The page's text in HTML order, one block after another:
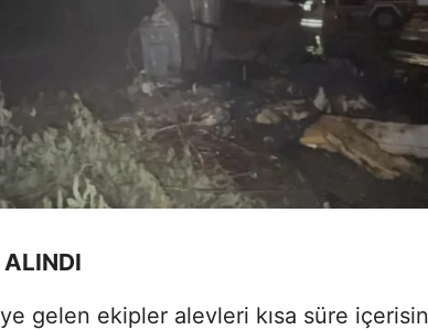
gelen ekipler alevleri kısa süre